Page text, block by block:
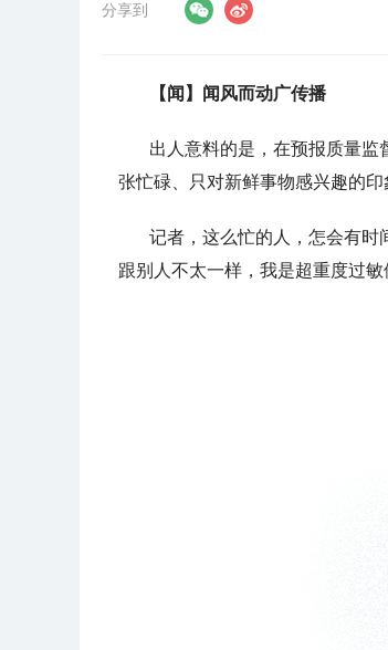
分享到
【闻】闻风而动广传播
出人意料的是，在预报质量监
张忙碌、只对新鲜事物感兴趣的印
记者，这么忙的人，怎会有时
跟别人不太一样，我是超重度过敏